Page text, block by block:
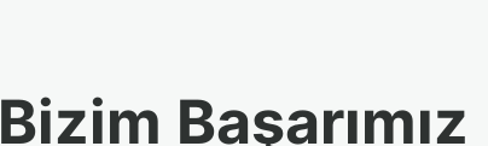
Bizim Başarımız